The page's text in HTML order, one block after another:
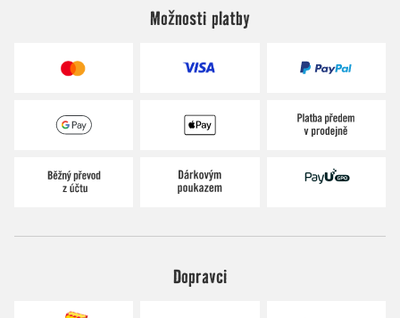
Možnosti platby
Dopravci